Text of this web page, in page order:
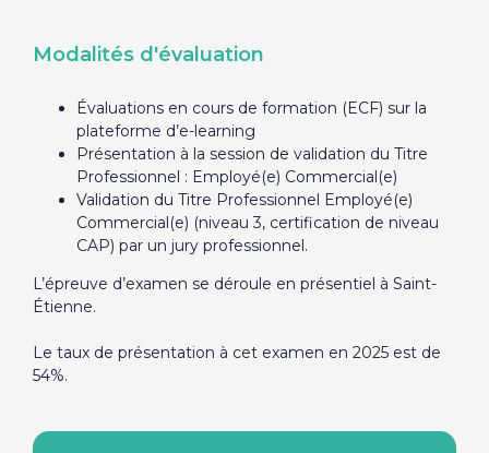
Modalités d'évaluation
Évaluations en cours de formation (ECF) sur la
plateforme d’e-learning
Présentation à la session de validation du Titre
Professionnel : Employé(e) Commercial(e)
Validation du Titre Professionnel Employé(e)
Commercial(e) (niveau 3, certification de niveau
CAP) par un jury professionnel.
L’épreuve d’examen se déroule en présentiel à Saint-
Étienne.
Le taux de présentation à cet examen en 2025 est de
54%.